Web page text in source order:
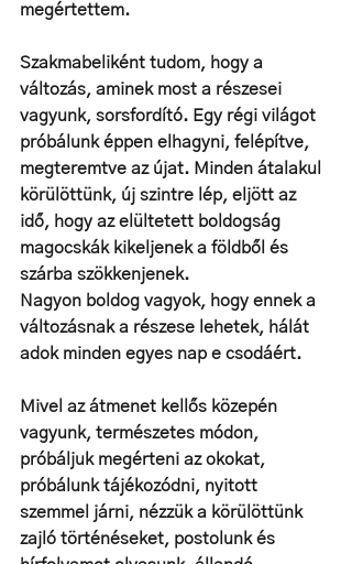
megértettem.
Szakmabeliként tudom, hogy a
változás, aminek most a részesei
vagyunk, sorsfordító. Egy régi világot
próbálunk éppen elhagyni, felépítve,
megteremtve az újat. Minden átalakul
körülöttünk, új szintre lép, eljött az
idő, hogy az elültetett boldogság
magocskák kikeljenek a földből és
szárba szökkenjenek.
Nagyon boldog vagyok, hogy ennek a
változásnak a részese lehetek, hálát
adok minden egyes nap e csodáért.
Mivel az átmenet kellős közepén
vagyunk, természetes módon,
próbáljuk megérteni az okokat,
próbálunk tájékozódni, nyitott
szemmel járni, nézzük a körülöttünk
zajló történéseket, postolunk és